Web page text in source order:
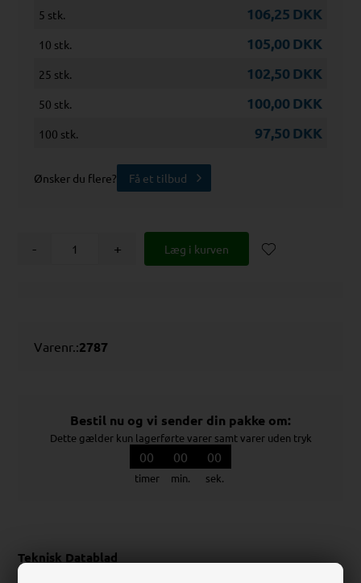
5 stk. 106,25 DKK
10 stk. 105,00DKK
25 stk. 102,50DKK
50 stk. 100,00DKK
100 stk. 97,50DKK
Ønsker du flere? Få et tilbud
- +
Varenr.:2787
Bestil nu og vi sender din pakke om:
Dette gælder kun lagerførte varer samt varer uden tryk
00
timer
00
min.
00
sek.
Teknisk Datablad